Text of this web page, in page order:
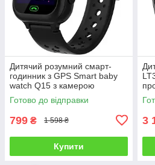
Дитячий розумний смарт-
годинник з GPS Smart baby
watch Q15 з камерою
прослуховуванням сім-
карткою Чорний
Готово до відправки
799 ₴ 1 598 ₴
Купити
3